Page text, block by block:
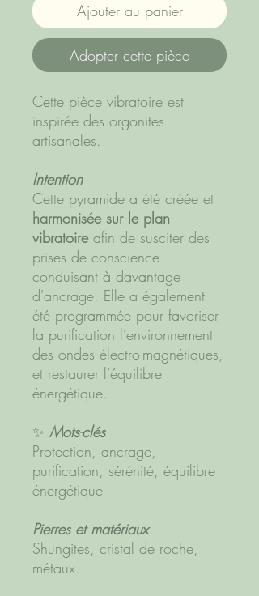
Ajouter au panier
Adopter cette pièce
Cette pièce vibratoire est
inspirée des orgonites
artisanales.
Intention
Cette pyramide a été créée et
harmonisée sur le plan
vibratoire afin de susciter des
prises de conscience
conduisant à davantage
d'ancrage. Elle a également
été programmée pour favoriser
la purification l’environnement
des ondes électro-magnétiques,
et restaurer l’équilibre
énergétique.
✨ Mots-clés
Protection, ancrage,
purification, sérénité, équilibre
énergétique
Pierres et matériaux
Shungites, cristal de roche,
métaux.